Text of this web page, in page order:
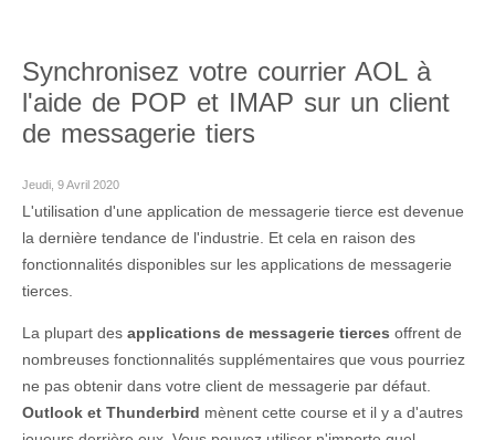
Synchronisez votre courrier AOL à
l'aide de POP et IMAP sur un client
de messagerie tiers
Jeudi, 9 Avril 2020
L'utilisation d'une application de messagerie tierce est devenue
la dernière tendance de l'industrie. Et cela en raison des
fonctionnalités disponibles sur les applications de messagerie
tierces.
La plupart des applications de messagerie tierces offrent de
nombreuses fonctionnalités supplémentaires que vous pourriez
ne pas obtenir dans votre client de messagerie par défaut.
Outlook et Thunderbird mènent cette course et il y a d'autres